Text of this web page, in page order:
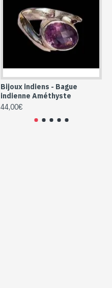
Bijoux indiens - Bague
indienne Améthyste
44,00€